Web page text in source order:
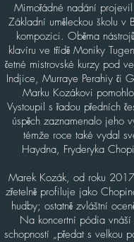
Mimořádné nadání
Základní uměleckou školu v
kompozici. Oběma
klavíru ve třídě Moniky
četné mistrovské kurzy pod
Indjice, Murraye Perahiy či
Marku Kozákovi
Vystoupil s řadou předních
úspěch zaznamenalo jeho
témže roce také vydal
Haydna, Fryderyka
Marek Kozák, od roku
zřetelně profiluje jako
hudby; ostatně zvláštní
Na koncertní pódia vnáší
schopností „předat s velkou